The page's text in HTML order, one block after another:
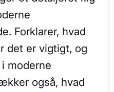
Forklarer, hvad
det er vigtigt, og
moderne
også, hvad